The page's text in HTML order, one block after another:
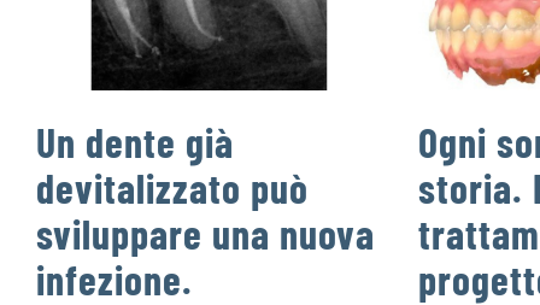
Un dente già
devitalizzato può
sviluppare una nuova
infezione.
Ogni
storia.